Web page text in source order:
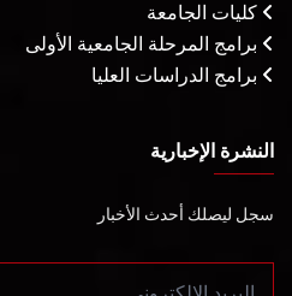
كليات الجامعة
برامج المرحلة الجامعية الأولى
برامج الدراسات العليا
النشرة الإخبارية
سجل ليصلك أحدث الأخبار